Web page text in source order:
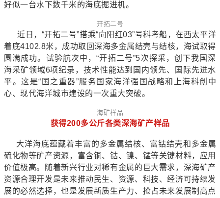
好似一台水下数千米的海底掘进机。
开拓二号
近日，“开拓二号”搭乘“向阳红03”号科考船，在西太平洋
着底4102.8米，成功取回深海多金属结壳与结核，海试取得
圆满成功。试验航次中，“开拓二号”5次探采，创下我国深
海采矿领域6项纪录，技术性能达到国内领先、国际先进水
平。这是“国之重器”服务国家海洋强国战略和上海科创中
心、现代海洋城市建设的一次重大突破。
海矿样品
获得200多公斤各类深海矿产样品
大洋海底蕴藏着丰富的多金属结核、富钴结壳和多金属
硫化物等矿产资源，富含铜、钴、镍、锰等关键材料，应用
价值极高。随着新兴行业对稀有金属的巨大需求，深海矿产
资源合理开发是未来推动民生、资源、科技、经济可持续发
展的必然选择，也是发展新质生产力、抢占未来发展制高点